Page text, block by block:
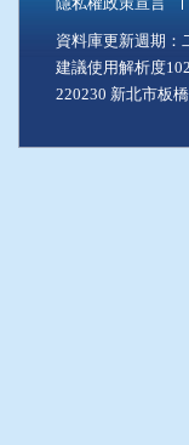
資料庫更新週期：
建議使用解析度
220230 新北市板